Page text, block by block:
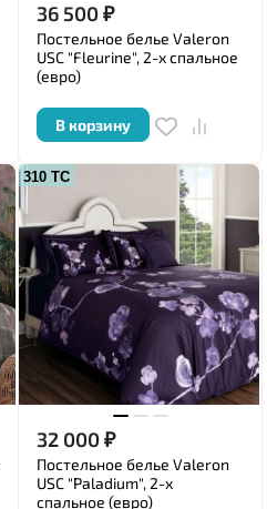
36 500₽
Постельное белье Valeron
USC "Fleurine", 2-х спальное
(евро)
В корзину
310 ТС
32 000₽
Постельное белье Valeron
USC "Paladium", 2-х
спальное (евро)